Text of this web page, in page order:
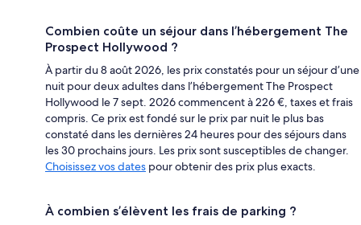
Combien coûte un séjour dans l’hébergement The
Prospect Hollywood ?
À partir du 8 août 2026, les prix constatés pour un séjour d’une
nuit pour deux adultes dans l’hébergement The Prospect
Hollywood le 7 sept. 2026 commencent à 226 €, taxes et frais
compris. Ce prix est fondé sur le prix par nuit le plus bas
constaté dans les dernières 24 heures pour des séjours dans
les 30 prochains jours. Les prix sont susceptibles de changer.
Choisissez vos dates pour obtenir des prix plus exacts.
À combien s’élèvent les frais de parking ?